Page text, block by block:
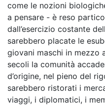
come le nozioni
a pensare - è reso
dall’esercizio costante
sarebbero placate le
giovani maschi in mezzo
secoli la comunità
d’origine, nel pieno del
sarebbero ristorati i
viaggi, i diplomatici, i